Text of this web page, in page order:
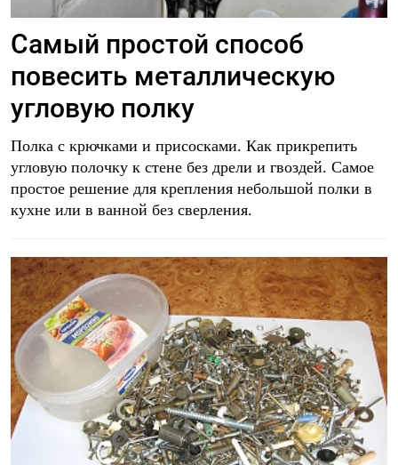
Самый простой способ
повесить металлическую
угловую полку
Полка с крючками и присосками. Как прикрепить
угловую полочку к стене без дрели и гвоздей. Самое
простое решение для крепления небольшой полки в
кухне или в ванной без сверления.